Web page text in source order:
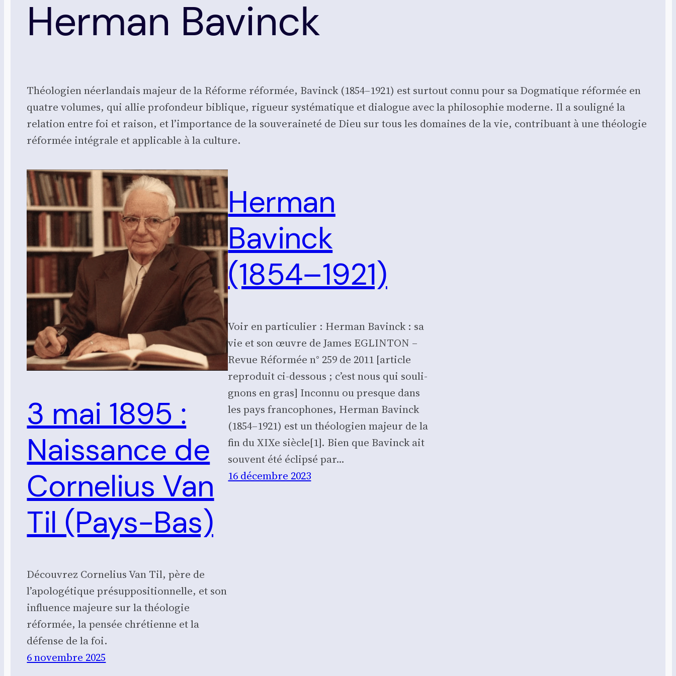
Herman Bavinck
Théo­lo­gien néer­lan­dais majeur de la Réforme réfor­mée, Bavinck (1854–1921) est sur­tout connu pour sa Dog­ma­tique réfor­mée en
quatre volumes, qui allie pro­fon­deur biblique, rigueur sys­té­ma­tique et dia­logue avec la phi­lo­so­phie moderne. Il a sou­li­gné la
rela­tion entre foi et rai­son, et l’importance de la sou­ve­rai­ne­té de Dieu sur tous les domaines de la vie, contri­buant à une théo­lo­gie
réfor­mée inté­grale et appli­cable à la culture.
3 mai 1895 :
Naissance de
Cornelius Van
Til (Pays-Bas)
Découvrez Cornelius Van Til, père de
l’apologétique présuppositionnelle, et son
influence majeure sur la théologie
réformée, la pensée chrétienne et la
défense de la foi.
6 novembre 2025
Herman
Bavinck
(1854–1921)
Voir en par­ti­cu­lier : Her­man Bavinck : sa
vie et son œuvre de James EGLINTON –
Revue Réfor­mée n° 259 de 2011 [article
repro­duit ci-des­sous ; c’est nous qui sou­li­
gnons en gras] Incon­nu ou presque dans
les pays fran­co­phones, Her­man Bavinck
(1854–1921) est un théo­lo­gien majeur de la
fin du XIXe siècle[1]. Bien que Bavinck ait
sou­vent été éclip­sé par…
16 décembre 2023